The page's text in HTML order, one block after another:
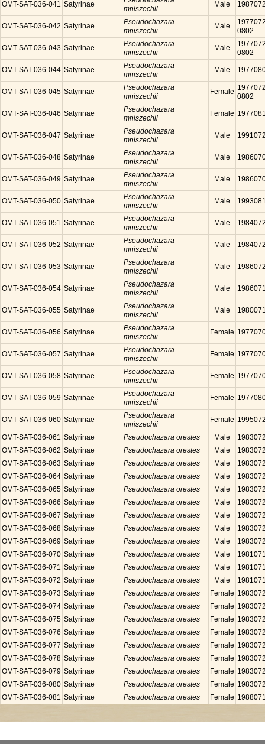
OMT-SAT-036-041 Satyrinae
mniszechii
Male
OMT-SAT-036-042 Satyrinae
Pseudochazara
mniszechii
Male
0802
OMT-SAT-036-043 Satyrinae
Pseudochazara
mniszechii
Male
0802
OMT-SAT-036-044 Satyrinae
Pseudochazara
mniszechii
Male
OMT-SAT-036-045 Satyrinae
Pseudochazara
mniszechii
Female
0802
OMT-SAT-036-046 Satyrinae
Pseudochazara
mniszechii
Female
OMT-SAT-036-047 Satyrinae
Pseudochazara
mniszechii
Male
OMT-SAT-036-048 Satyrinae
Pseudochazara
mniszechii
Male
OMT-SAT-036-049 Satyrinae
Pseudochazara
mniszechii
Male
OMT-SAT-036-050 Satyrinae
Pseudochazara
mniszechii
Male
OMT-SAT-036-051 Satyrinae
Pseudochazara
mniszechii
Male
OMT-SAT-036-052 Satyrinae
Pseudochazara
mniszechii
Male
OMT-SAT-036-053 Satyrinae
Pseudochazara
mniszechii
Male
OMT-SAT-036-054 Satyrinae
Pseudochazara
mniszechii
Male
OMT-SAT-036-055 Satyrinae
Pseudochazara
mniszechii
Male
OMT-SAT-036-056 Satyrinae
Pseudochazara
mniszechii
Female
OMT-SAT-036-057 Satyrinae
Pseudochazara
mniszechii
Female
OMT-SAT-036-058 Satyrinae
Pseudochazara
mniszechii
Female
OMT-SAT-036-059 Satyrinae
Pseudochazara
mniszechii
Female
OMT-SAT-036-060 Satyrinae
Pseudochazara
mniszechii
Female
OMT-SAT-036-061 Satyrinae Pseudochazara orestes Male
OMT-SAT-036-062 Satyrinae Pseudochazara orestes Male
OMT-SAT-036-063 Satyrinae Pseudochazara orestes Male
OMT-SAT-036-064 Satyrinae Pseudochazara orestes Male
OMT-SAT-036-065 Satyrinae Pseudochazara orestes Male
OMT-SAT-036-066 Satyrinae Pseudochazara orestes Male
OMT-SAT-036-067 Satyrinae Pseudochazara orestes Male
OMT-SAT-036-068 Satyrinae Pseudochazara orestes Male
OMT-SAT-036-069 Satyrinae Pseudochazara orestes Male
OMT-SAT-036-070 Satyrinae Pseudochazara orestes Male
OMT-SAT-036-071 Satyrinae Pseudochazara orestes Male
OMT-SAT-036-072 Satyrinae Pseudochazara orestes Male
OMT-SAT-036-073 Satyrinae Pseudochazara orestes Female
OMT-SAT-036-074 Satyrinae Pseudochazara orestes Female
OMT-SAT-036-075 Satyrinae Pseudochazara orestes Female
OMT-SAT-036-076 Satyrinae Pseudochazara orestes Female
OMT-SAT-036-077 Satyrinae Pseudochazara orestes Female
OMT-SAT-036-078 Satyrinae Pseudochazara orestes Female
OMT-SAT-036-079 Satyrinae Pseudochazara orestes Female
OMT-SAT-036-080 Satyrinae Pseudochazara orestes Female
OMT-SAT-036-081 Satyrinae Pseudochazara orestes Female